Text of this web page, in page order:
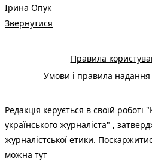
Ірина Опук
Звернутися
Правила
Умови і правила надання
Редакція керується в своїй роботі
українського журналіста" ,
журналістської етики.
можна тут